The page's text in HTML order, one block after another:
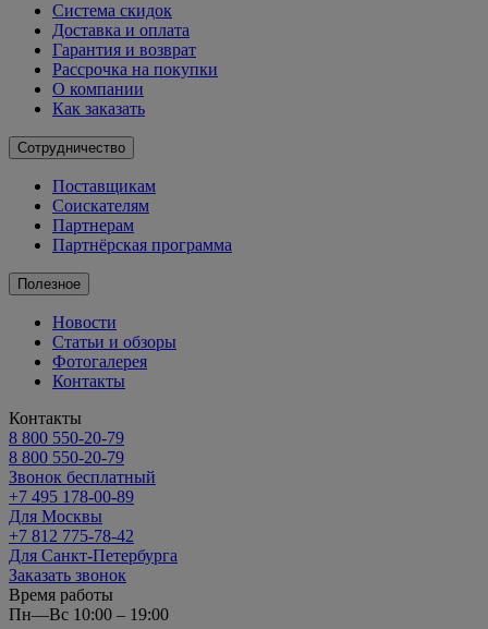
Система скидок
Доставка и оплата
Гарантия и возврат
Рассрочка на покупки
О компании
Как заказать
Сотрудничество
Поставщикам
Соискателям
Партнерам
Партнёрская программа
Полезное
Новости
Статьи и обзоры
Фотогалерея
Контакты
Контакты
8 800 550-20-79
8 800 550-20-79
Звонок бесплатный
+7 495 178-00-89
Для Москвы
+7 812 775-78-42
Для Санкт-Петербурга
Заказать звонок
Время работы
Пн—Вс 10:00 – 19:00